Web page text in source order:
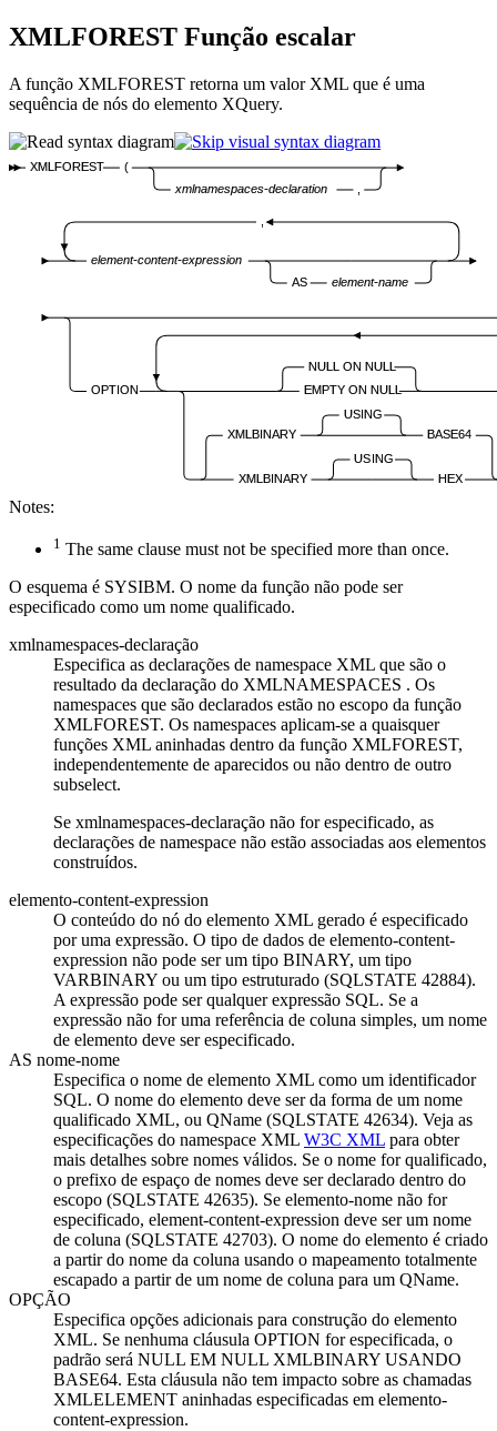
XMLFOREST Função escalar
A função XMLFOREST retorna um valor XML que é uma
sequência de nós do elemento XQuery.
XMLFOREST
(
xmlnamespaces-declaration
element-content-expression
AS
element-name
OPTION
NULL ON NULL
EMPTY ON NULL
XMLBINARY
USING
BASE64
XMLBINARY
USING
HEX
Notes:
1 The same clause must not be specified more than once.
O esquema é SYSIBM. O nome da função não pode ser
especificado como um nome qualificado.
xmlnamespaces-declaração
Especifica as declarações de namespace XML que são o
resultado da declaração do XMLNAMESPACES . Os
namespaces que são declarados estão no escopo da função
XMLFOREST. Os namespaces aplicam-se a quaisquer
funções XML aninhadas dentro da função XMLFOREST,
independentemente de aparecidos ou não dentro de outro
subselect.
Se xmlnamespaces-declaração não for especificado, as
declarações de namespace não estão associadas aos elementos
construídos.
elemento-content-expression
O conteúdo do nó do elemento XML gerado é especificado
por uma expressão. O tipo de dados de elemento-content-
expression não pode ser um tipo BINARY, um tipo
VARBINARY ou um tipo estruturado (SQLSTATE 42884).
A expressão pode ser qualquer expressão SQL. Se a
expressão não for uma referência de coluna simples, um nome
de elemento deve ser especificado.
AS nome-nome
Especifica o nome de elemento XML como um identificador
SQL. O nome do elemento deve ser da forma de um nome
qualificado XML, ou QName (SQLSTATE 42634). Veja as
especificações do namespace XML W3C XML para obter
mais detalhes sobre nomes válidos. Se o nome for qualificado,
o prefixo de espaço de nomes deve ser declarado dentro do
escopo (SQLSTATE 42635). Se elemento-nome não for
especificado, element-content-expression deve ser um nome
de coluna (SQLSTATE 42703). O nome do elemento é criado
a partir do nome da coluna usando o mapeamento totalmente
escapado a partir de um nome de coluna para um QName.
OPÇÃO
Especifica opções adicionais para construção do elemento
XML. Se nenhuma cláusula OPTION for especificada, o
padrão será NULL EM NULL XMLBINARY USANDO
BASE64. Esta cláusula não tem impacto sobre as chamadas
XMLELEMENT aninhadas especificadas em elemento-
content-expression.